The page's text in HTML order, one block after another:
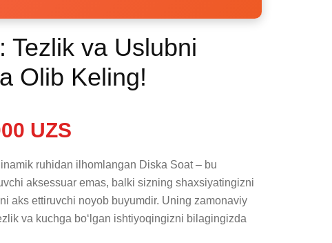
Tezlik va Uslubni
Olib Keling!
UZS
ruhidan ilhomlangan Diska Soat – bu
aksessuar emas, balki sizning shaxsiyatingizni
aks ettiruvchi noyob buyumdir. Uning zamonaviy
va kuchga bo‘lgan ishtiyoqingizni bilagingizda